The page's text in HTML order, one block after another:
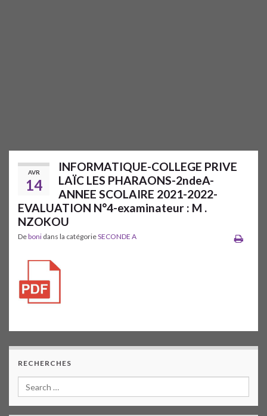
AVR
14
INFORMATIQUE-COLLEGE PRIVE
LAÏC LES PHARAONS-2ndeA-
ANNEE SCOLAIRE 2021-2022-
EVALUATION N°4-examinateur : M .
NZOKOU
Deboni dans la catégorieSECONDE A
RECHERCHES